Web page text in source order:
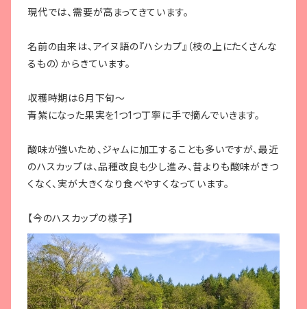
現代では、需要が高まってきています。
名前の由来は、アイヌ語の『ハシカプ』（枝の上にたくさんな
るもの）からきています。
収穫時期は6月下旬～
青紫になった果実を1つ1つ丁寧に手で摘んでいきます。
酸味が強いため、ジャムに加工することも多いですが、最近
のハスカップは、品種改良も少し進み、昔よりも酸味がきつ
くなく、実が大きくなり食べやすくなっています。
【今のハスカップの様子】